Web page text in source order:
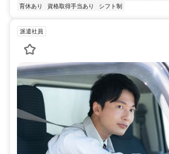
育休あり
資格取得手当あり シフト制
派遣社員